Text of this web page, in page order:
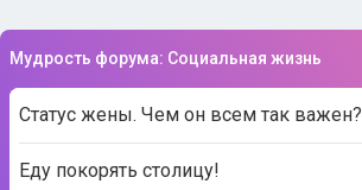
Мудрость форума: Социальная жизнь
Статус жены. Чем он всем так важен?
Еду покорять столицу!